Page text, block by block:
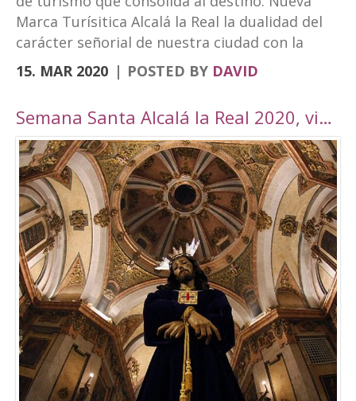
Marca Turísitica Alcalá la Real la dualidad del
carácter señorial de nuestra ciudad con la
vanguardia y su realidad actual de ciudad
moderna. Fortaleza Abacial y pueblo nuevo.
«convivimos siendo además tierra de frontera
y que hemos querido plasmar en esta marca
tan poderosa». A través de cuatro elementos y
cuatro colores el logo destaca cultura,
patrimonio, entorno natural y experiencias. El
símbolo amarillo, que recuerda a un ojo,
engloba toda la cultura y singularidades de la
ciudad. El naranja, que representa la silueta de
una atalaya, se destina al patrimonio e
historia. El verde, por su parte, que dibuja una
hoja, es el elemento que identificará todo el
mundo rural y natural del municipio, junto con
el turismo activo. Por último, el tono magenta
simboliza un sendero abierto y se centra en el
15. MAR 2020 POSTED BY DAVID
Semana Santa Alcalá la Real 2020, viaje por Andalucía